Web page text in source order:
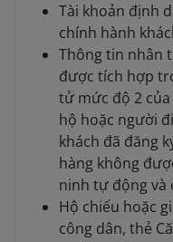
Tài khoản định
chính hành
Thông tin nhân
được tích hợp
tử mức độ 2
hộ hoặc người
khách đã đăng
hàng không
ninh tự động và
Hộ chiếu hoặc
công dân, thẻ